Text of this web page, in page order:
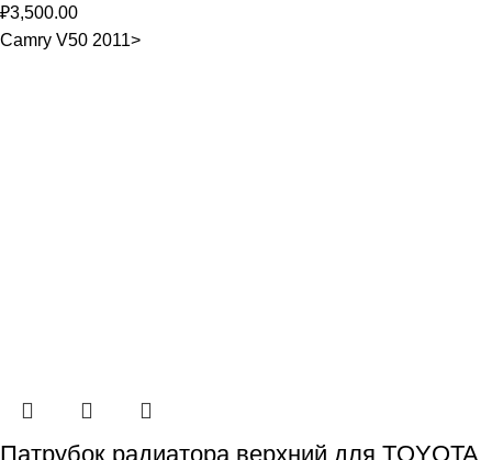
₽3,500.00
Camry V50 2011>
Патрубок радиатора верхний для TOYOTA